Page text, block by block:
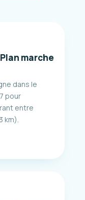
marche
dans le
pour
entre
km).